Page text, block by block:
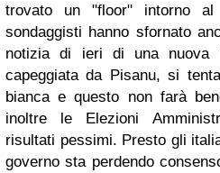
trovato un "floor" intorno
sondaggisti hanno sfornato
notizia di ieri di una nuova
capeggiata da Pisanu, si
bianca e questo non farà
inoltre le Elezioni
risultati pessimi. Presto gli
governo sta perdendo